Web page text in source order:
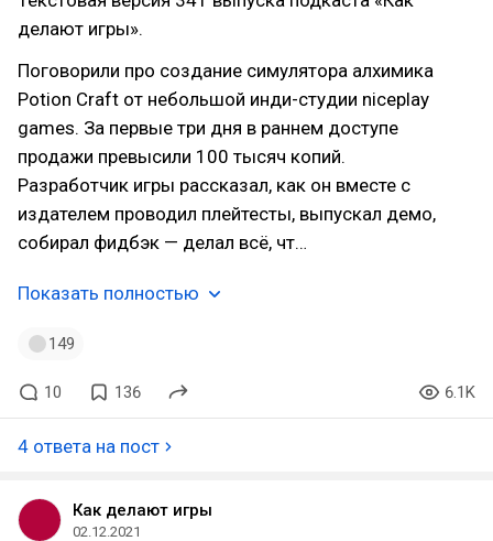
делают игры».
Поговорили про создание симулятора алхимика
Potion Craft от небольшой инди-студии niceplay
games. За первые три дня в раннем доступе
продажи превысили 100 тысяч копий.
Разработчик игры рассказал, как он вместе с
издателем проводил плейтесты, выпускал демо,
собирал фидбэк — делал всё, чт…
Показать полностью
149
10 136 6.1K
4 ответа на пост
Как делают игры
02.12.2021